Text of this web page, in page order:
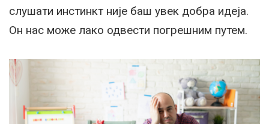
слушати инстинкт није баш увек добра идеја.
Он нас може лако одвести погрешним путем.